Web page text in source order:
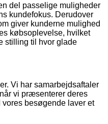
del passelige muligheder
kundefokus. Derudover
giver kunderne mulighed
købsoplevelse, hvilket
stilling til hvor glade
Vi har samarbejdsaftaler
vi præsenterer deres
besøgende laver et